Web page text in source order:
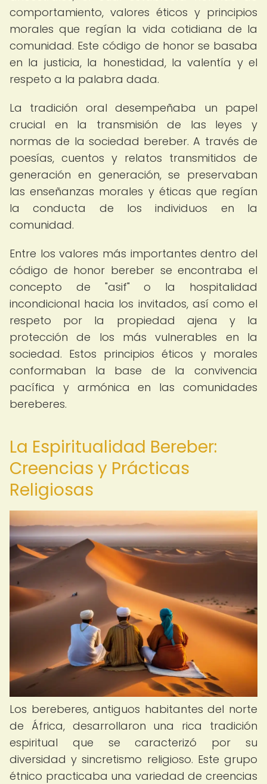
comportamiento, valores éticos y principios
morales que regían la vida cotidiana de la
comunidad. Este código de honor se basaba
en la justicia, la honestidad, la valentía y el
respeto a la palabra dada.
La tradición oral desempeñaba un papel
crucial en la transmisión de las leyes y
normas de la sociedad bereber. A través de
poesías, cuentos y relatos transmitidos de
generación en generación, se preservaban
las enseñanzas morales y éticas que regían
la conducta de los individuos en la
comunidad.
Entre los valores más importantes dentro del
código de honor bereber se encontraba el
concepto de "asif" o la hospitalidad
incondicional hacia los invitados, así como el
respeto por la propiedad ajena y la
protección de los más vulnerables en la
sociedad. Estos principios éticos y morales
conformaban la base de la convivencia
pacífica y armónica en las comunidades
bereberes.
La Espiritualidad Bereber:
Creencias y Prácticas
Religiosas
Los bereberes, antiguos habitantes del norte
de África, desarrollaron una rica tradición
espiritual que se caracterizó por su
diversidad y sincretismo religioso. Este grupo
étnico practicaba una variedad de creencias